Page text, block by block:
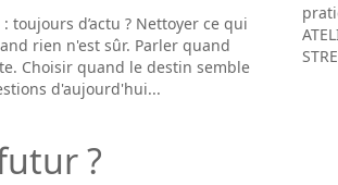
toujours d’actu ? Nettoyer ce qui
rien n'est sûr. Parler quand
Choisir quand le destin semble
d'aujourd'hui...
?